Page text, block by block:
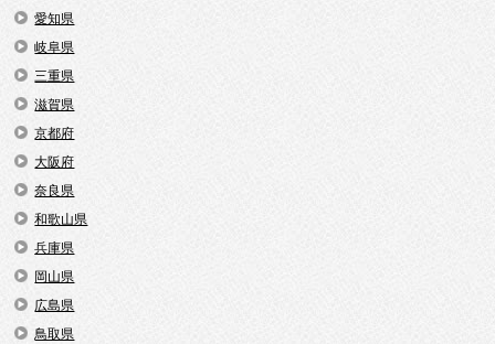
愛知県
岐阜県
三重県
滋賀県
京都府
大阪府
奈良県
和歌山県
兵庫県
岡山県
広島県
鳥取県